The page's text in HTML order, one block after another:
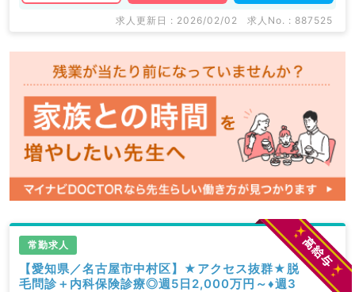
求人更新日 : 2026/02/02 求人No. : 887525
常勤求人
【愛知県／名古屋市中村区】★アクセス抜群★脱
毛問診＋内科保険診療◎週5日2,000万円～♦週3